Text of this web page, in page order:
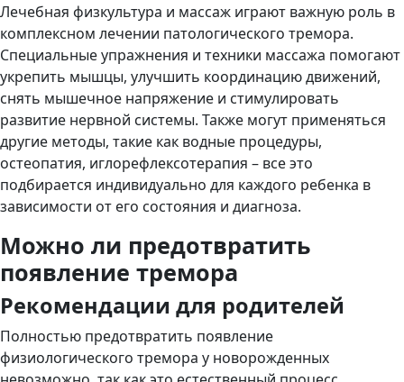
Лечебная физкультура и массаж играют важную роль в
комплексном лечении патологического тремора.
Специальные упражнения и техники массажа помогают
укрепить мышцы, улучшить координацию движений,
снять мышечное напряжение и стимулировать
развитие нервной системы. Также могут применяться
другие методы, такие как водные процедуры,
остеопатия, иглорефлексотерапия – все это
подбирается индивидуально для каждого ребенка в
зависимости от его состояния и диагноза.
Можно ли предотвратить
появление тремора
Рекомендации для родителей
Полностью предотвратить появление
физиологического тремора у новорожденных